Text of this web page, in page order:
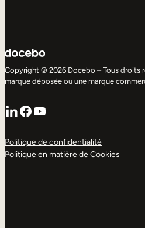
Copyright © 2026 Docebo – Tous droits
marque déposée ou une marque
LinkedIn
Facebook
YouTube
Politique de confidentialité
Politique en matière de Cookies